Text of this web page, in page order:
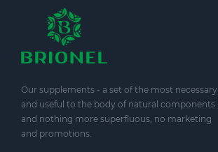
Our supplements - a set of the most necessary
and useful to the body of natural components
and nothing more superfluous, no marketing
and promotions.